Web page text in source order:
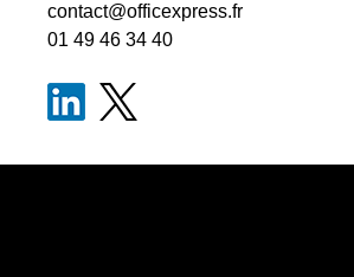
contact@officexpress.fr
01 49 46 34 40